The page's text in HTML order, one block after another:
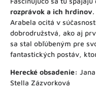
rozprávok a ich hrdinov
Arabela ocitá v
dobrodružstvá, ako aj
sa stal obľúbeným pre
fantastických postáv,
Herecké obsadenie:
Stella Zázvorková